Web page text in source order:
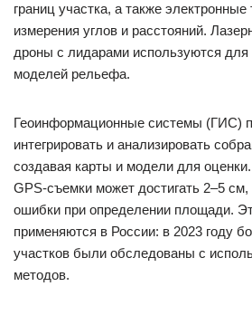
границ участка, а также
измерения углов и расстояний.
дроны с лидарами используются
моделей рельефа.
Геоинформационные системы (ГИС)
интегрировать и анализировать
создавая карты и модели для
GPS-съемки может достигать 2–5
ошибки при определении площади.
применяются в России: в 2023 году
участков были обследованы с
методов.